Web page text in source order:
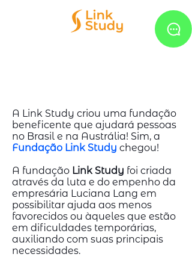
A Link Study criou uma fundação
beneficente que ajudará pessoas
no Brasil e na Austrália! Sim, a
Fundação Link Study chegou!
A fundação Link Study foi criada
através da luta e do empenho da
empresária Luciana Lang em
possibilitar ajuda aos menos
favorecidos ou àqueles que estão
em dificuldades temporárias,
auxiliando com suas principais
necessidades.